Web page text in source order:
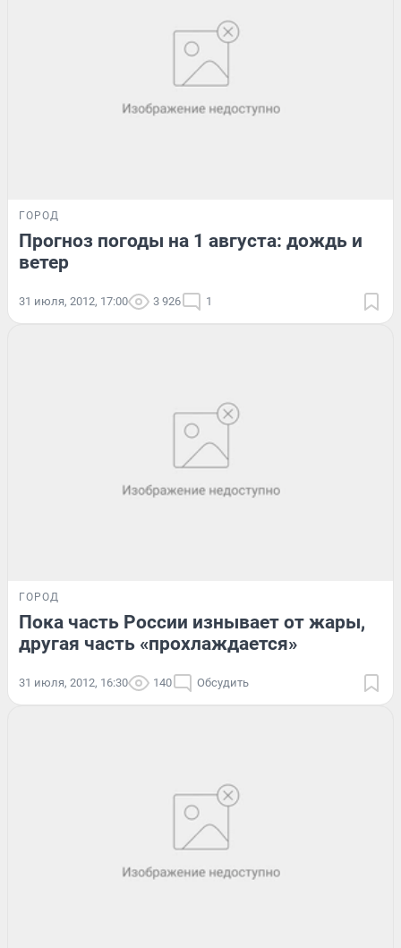
ГОРОД
Прогноз погоды на 1 августа: дождь и
ветер
31 июля, 2012, 17:00 3 926 1
ГОРОД
Пока часть России изнывает от жары,
другая часть «прохлаждается»
31 июля, 2012, 16:30 140 Обсудить